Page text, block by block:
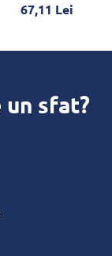
67,11 Lei
sfat?